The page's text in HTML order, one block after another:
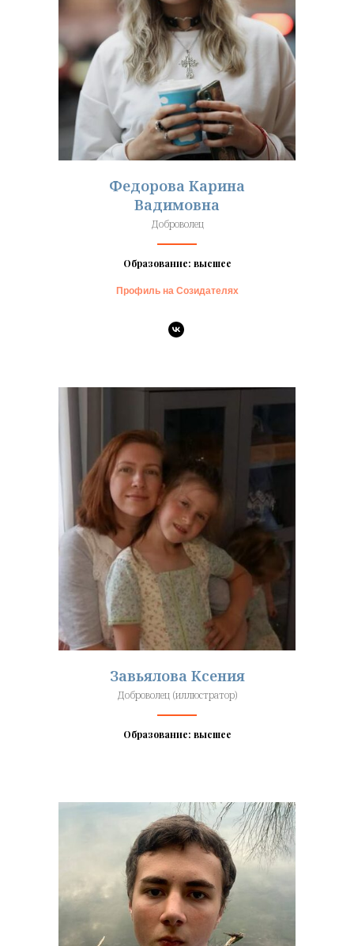
Федорова Карина
Вадимовна
Доброволец
Образование: высшее
Профиль на Созидателях
Завьялова Ксения
Доброволец (иллюстратор)
Образование: высшее